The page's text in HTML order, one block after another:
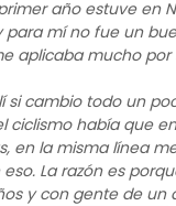
año estuve en
para mí no fue un
aplicaba mucho por
si cambio todo un
había que
en la misma línea
La razón es
y con gente de un